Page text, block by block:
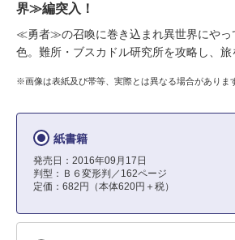
界≫編突入！
≪勇者≫の召喚に巻き込まれ異世界にやっ
色。難所・ブスカドル研究所を攻略し、旅
※画像は表紙及び帯等、実際とは異なる場合がありま
紙書籍
発売日：2016年09月17日
判型：Ｂ６変形判／162ページ
定価：682円（本体620円＋税）